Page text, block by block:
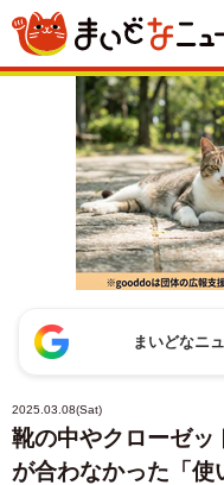
まいどなニ
2025.03.08(Sat)
靴の中やクローゼ
が合わなかった「使